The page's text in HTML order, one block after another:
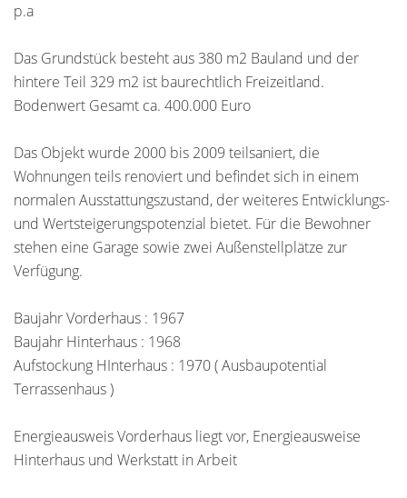
p.a
Das Grundstück besteht aus 380 m2 Bauland und der
hintere Teil 329 m2 ist baurechtlich Freizeitland.
Bodenwert Gesamt ca. 400.000 Euro
Das Objekt wurde 2000 bis 2009 teilsaniert, die
Wohnungen teils renoviert und befindet sich in einem
normalen Ausstattungszustand, der weiteres Entwicklungs-
und Wertsteigerungspotenzial bietet. Für die Bewohner
stehen eine Garage sowie zwei Außenstellplätze zur
Verfügung.
Baujahr Vorderhaus : 1967
Baujahr Hinterhaus : 1968
Aufstockung HInterhaus : 1970 ( Ausbaupotential
Terrassenhaus )
Energieausweis Vorderhaus liegt vor, Energieausweise
Hinterhaus und Werkstatt in Arbeit